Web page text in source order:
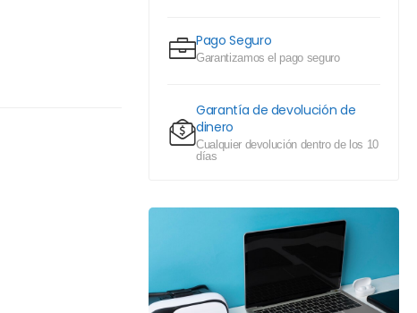
Pago Seguro
Garantizamos el pago seguro
Garantía de devolución de
dinero
Cualquier devolución dentro de los 10
días